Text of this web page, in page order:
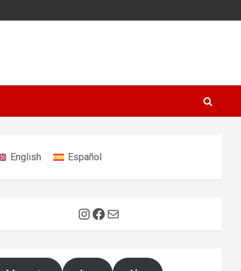
English Español
Instagram
Facebook
E-Mail